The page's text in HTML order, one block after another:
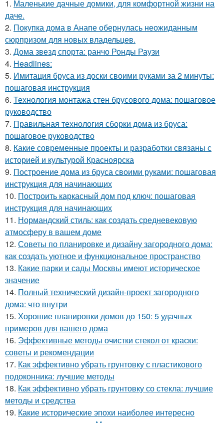
1. Маленькие дачные домики, для комфортной жизни на
даче.
2. Покупка дома в Анапе обернулась неожиданным
сюрпризом для новых владельцев.
3. Дома звезд спорта: ранчо Ронды Раузи
4. Headlines:
5. Имитация бруса из доски своими руками за 2 минуты:
пошаговая инструкция
6. Технология монтажа стен брусового дома: пошаговое
руководство
7. Правильная технология сборки дома из бруса:
пошаговое руководство
8. Какие современные проекты и разработки связаны с
историей и культурой Красноярска
9. Построение дома из бруса своими руками: пошаговая
инструкция для начинающих
10. Построить каркасный дом под ключ: пошаговая
инструкция для начинающих
11. Нормандский стиль: как создать средневековую
атмосферу в вашем доме
12. Советы по планировке и дизайну загородного дома:
как создать уютное и функциональное пространство
13. Какие парки и сады Москвы имеют историческое
значение
14. Полный технический дизайн-проект загородного
дома: что внутри
15. Хорошие планировки домов до 150: 5 удачных
примеров для вашего дома
16. Эффективные методы очистки стекол от краски:
советы и рекомендации
17. Как эффективно убрать грунтовку с пластикового
подоконника: лучшие методы
18. Как эффективно убрать грунтовку со стекла: лучшие
методы и средства
19. Какие исторические эпохи наиболее интересно